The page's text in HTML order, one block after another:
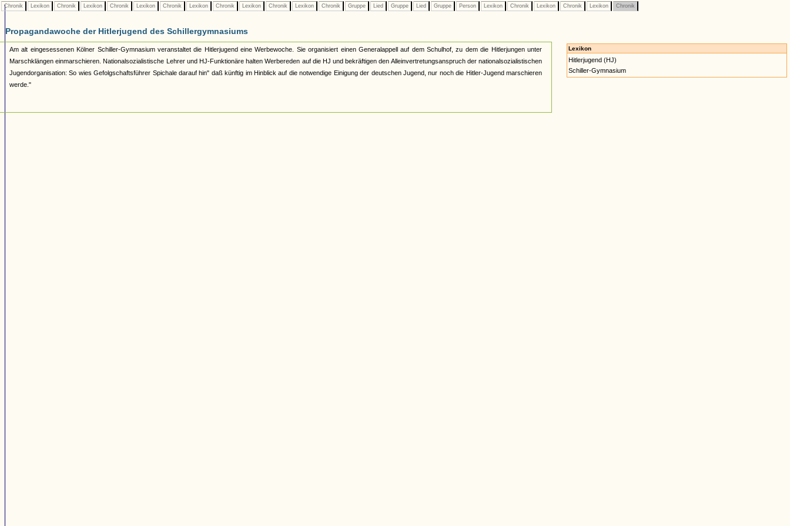
Chronik Lexikon Chronik Lexikon Chronik Lexikon Chronik Lexikon Chronik Lexikon Chronik Lexikon Chronik Gruppe Lied Gruppe Lied Gruppe Person Lexikon Chronik Lexikon Chronik Lexikon Chronik
Propagandawoche der Hitlerjugend des Schillergymnasiums
Am alt eingesessenen Kölner Schiller-Gymnasium veranstaltet die Hitlerjugend eine Werbewoche. Sie organisiert einen Generalappell auf dem Schulhof, zu dem die Hitlerjungen unter
Marschklängen einmarschieren. Nationalsozialistische Lehrer und HJ-Funktionäre halten Werbereden auf die HJ und bekräftigen den Alleinvertretungsanspruch der nationalsozialistischen
Jugendorganisation: So wies Gefolgschaftsführer Spichale darauf hin" daß künftig im Hinblick auf die notwendige Einigung der deutschen Jugend, nur noch die Hitler-Jugend marschieren
werde."
Lexikon
Hitlerjugend (HJ)
Schiller-Gymnasium